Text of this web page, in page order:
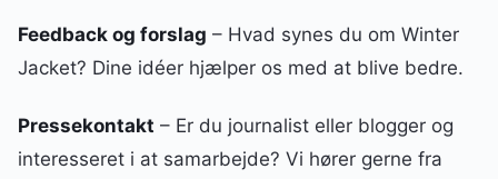
Feedback og forslag – Hvad synes du om Winter
Jacket? Dine idéer hjælper os med at blive bedre.
Pressekontakt – Er du journalist eller blogger og
interesseret i at samarbejde? Vi hører gerne fra